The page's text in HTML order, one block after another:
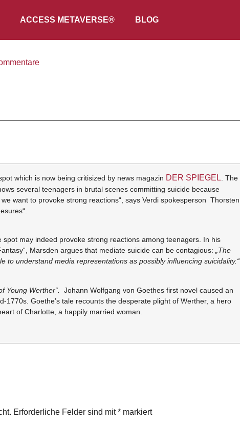
ACCESS METAVERSE® BLOG
which is now being critisized by news magazin DER SPIEGEL . The
several teenagers in brutal scenes committing suicide because
want to provoke strong reactions“, says Verdi spokesperson Thorsten
may indeed provoke strong reactions among teenagers. In his
Marsden argues that mediate suicide can be contagious: „The
to understand media representations as possibly influencing suicidality.“
Young Werther“.
Johann Wolfgang von Goethes first novel caused an
1770s. Goethe’s tale recounts the desperate plight of Werther, a hero
of Charlotte, a happily married woman.
Erforderliche Felder sind mit* markiert